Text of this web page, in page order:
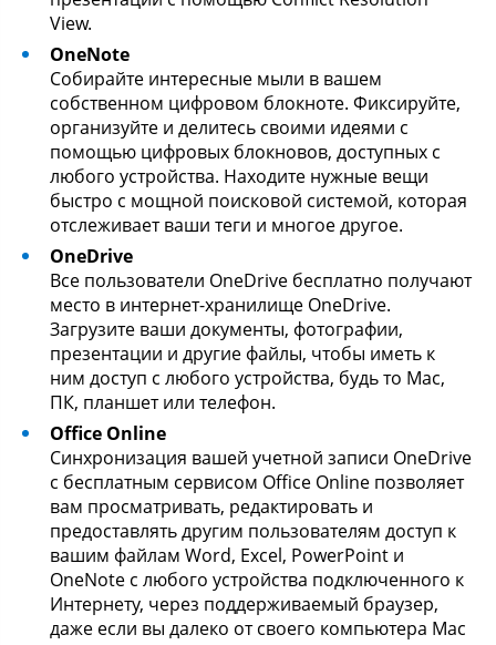
View.
OneNote
Собирайте интересные мыли в вашем
собственном цифровом блокноте. Фиксируйте,
организуйте и делитесь своими идеями с
помощью цифровых блокновов, доступных с
любого устройства. Находите нужные вещи
быстро с мощной поисковой системой, которая
отслеживает ваши теги и многое другое.
OneDrive
Все пользователи OneDrive бесплатно получают
место в интернет-хранилище OneDrive.
Загрузите ваши документы, фотографии,
презентации и другие файлы, чтобы иметь к
ним доступ с любого устройства, будь то Mac,
ПК, планшет или телефон.
Office Online
Синхронизация вашей учетной записи OneDrive
с бесплатным сервисом Office Online позволяет
вам просматривать, редактировать и
предоставлять другим пользователям доступ к
вашим файлам Word, Excel, PowerPoint и
OneNote с любого устройства подключенного к
Интернету, через поддерживаемый браузер,
даже если вы далеко от своего компьютера Mac